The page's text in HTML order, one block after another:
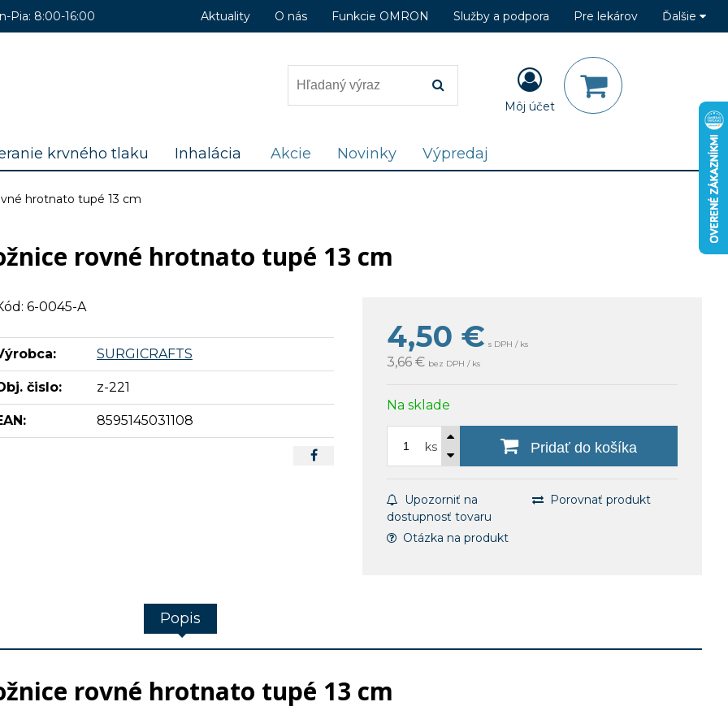
Pia: 8:00-16:00 Aktuality O nás Funkcie OMRON Služby a podpora Pre lekárov Ďalšie
Môj účet
krvného tlaku Inhalácia Akcie Novinky Výpredaj
hrotnato tupé 13 cm
rovné hrotnato tupé 13 cm
4,50 € s DPH / ks
3,66 € bez DPH / ks
Na sklade
ks Pridať do košíka
Upozorniť na
dostupnosť tovaru
Porovnať produkt
Otázka na produkt
6-0045-A
SURGICRAFTS
čislo: z-221
8595145031108
Popis
rovné hrotnato tupé 13 cm